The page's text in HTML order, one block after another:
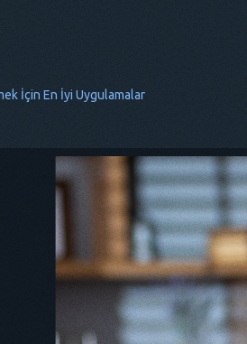
İçin En İyi Uygulamalar